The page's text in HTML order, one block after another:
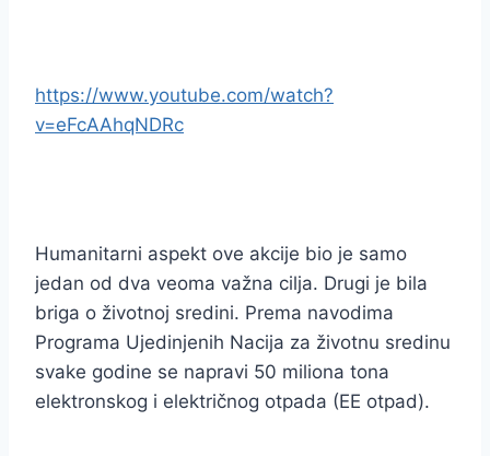
https://www.youtube.com/watch?
v=eFcAAhqNDRc
Humanitarni aspekt ove akcije bio je samo
jedan od dva veoma važna cilja. Drugi je bila
briga o životnoj sredini. Prema navodima
Programa Ujedinjenih Nacija za životnu sredinu
svake godine se napravi 50 miliona tona
elektronskog i električnog otpada (EE otpad).